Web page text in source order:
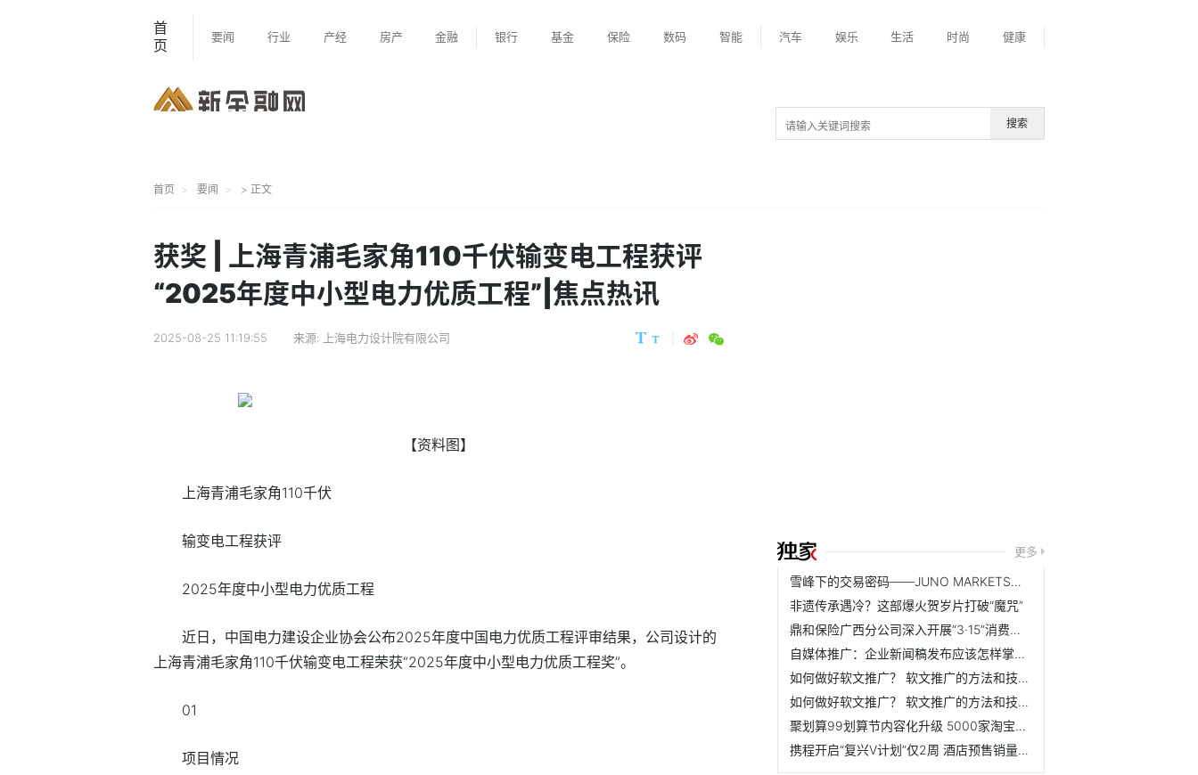
首
页
要闻 行业 产经 房产 金融 银行 基金 保险 数码 智能 汽车 娱乐 生活 时尚 健康
搜索
首页 要闻 > 正文
获奖 | 上海青浦毛家角110千伏输变电工程获评
“2025年度中小型电力优质工程”|焦点热讯
2025-08-25 11:19:55 来源: 上海电力设计院有限公司
【资料图】
上海青浦毛家角110千伏
输变电工程获评
2025年度中小型电力优质工程
近日，中国电力建设企业协会公布2025年度中国电力优质工程评审结果，公司设计的
上海青浦毛家角110千伏输变电工程荣获“2025年度中小型电力优质工程奖”。
01
项目情况
更多
雪峰下的交易密码——JUNO MARKETS技术峰会乌鲁木齐站圆满结束
非遗传承遇冷？这部爆火贺岁片打破“魔咒”
鼎和保险广西分公司深入开展“3·15”消费者权益保护教育宣传...
自媒体推广：企业新闻稿发布应该怎样掌握节奏？ 怎么规划效...
如何做好软文推广？ 软文推广的方法和技巧是什么？
如何做好软文推广？ 软文推广的方法和技巧是什么？
聚划算99划算节内容化升级 5000家淘宝天猫品牌联动狂欢
携程开启“复兴V计划”仅2周 酒店预售销量增长20倍！